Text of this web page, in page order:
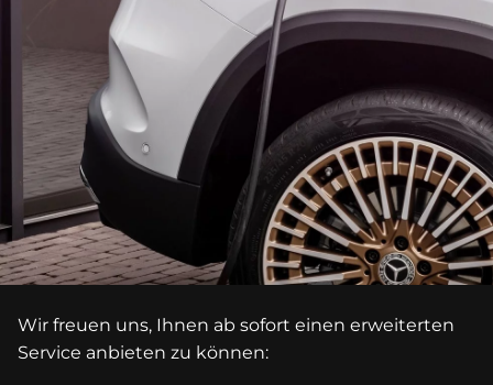
Wir freuen uns, Ihnen ab sofort einen erweiterten
Service anbieten zu können: